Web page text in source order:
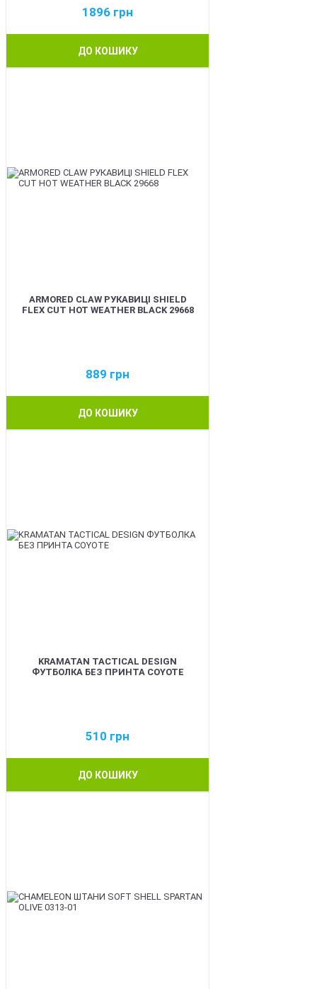
1896 грн
ДО КОШИКУ
ARMORED CLAW РУКАВИЦІ SHIELD
FLEX CUT HOT WEATHER BLACK 29668
889 грн
ДО КОШИКУ
KRAMATAN TACTICAL DESIGN
ФУТБОЛКА БЕЗ ПРИНТА COYOTE
510 грн
ДО КОШИКУ